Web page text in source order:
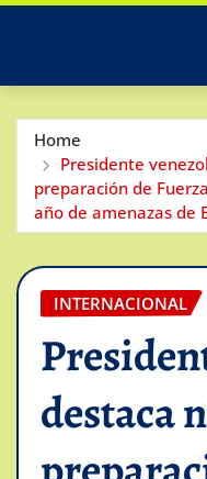
Home
Presidente
preparación de
año de amenazas de
INTERNACIONAL
destaca